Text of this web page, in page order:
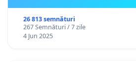
26 813 semnături
267 Semnături / 7 zile
4 Jun 2025